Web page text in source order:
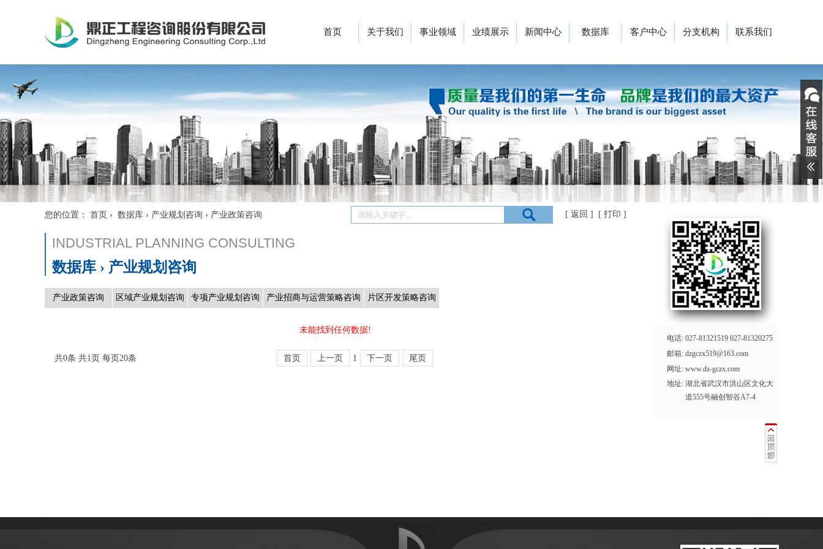
首页 关于我们 事业领域 业绩展示 新闻中心 数据库 客户中心 分支机构 联系我们
电话: 027-81321519 027-81320275
邮箱: dzgczx519@163.com
网址: www.dz-gczx.com
地址: 湖北省武汉市洪山区文化大
道555号融创智谷A7-4
您的位置： 首页 › 数据库 › 产业规划咨询 › 产业政策咨询 [ 返回 ] [ 打印 ]
INDUSTRIAL PLANNING CONSULTING
数据库 › 产业规划咨询
产业政策咨询 区域产业规划咨询 专项产业规划咨询 产业招商与运营策略咨询 片区开发策略咨询
未能找到任何数据!
共0条 共1页 每页20条 首页 上一页 1 下一页 尾页